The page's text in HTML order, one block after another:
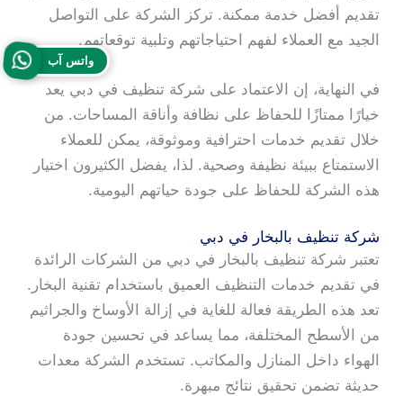
تقديم أفضل خدمة ممكنة. تركز الشركة على التواصل
الجيد مع العملاء لفهم احتياجاتهم وتلبية توقعاتهم.
في النهاية، إن الاعتماد على شركة تنظيف في دبي يعد
خيارًا ممتازًا للحفاظ على نظافة وأناقة المساحات. من
خلال تقديم خدمات احترافية وموثوقة، يمكن للعملاء
الاستمتاع ببيئة نظيفة وصحية. لذا، يفضل الكثيرون اختيار
هذه الشركة للحفاظ على جودة حياتهم اليومية.
شركة تنظيف بالبخار في دبي
تعتبر شركة تنظيف بالبخار في دبي من الشركات الرائدة
في تقديم خدمات التنظيف العميق باستخدام تقنية البخار.
تعد هذه الطريقة فعالة للغاية في إزالة الأوساخ والجراثيم
من الأسطح المختلفة، مما يساعد في تحسين جودة
الهواء داخل المنازل والمكاتب. تستخدم الشركة معدات
حديثة تضمن تحقيق نتائج مبهرة.
واتس آب